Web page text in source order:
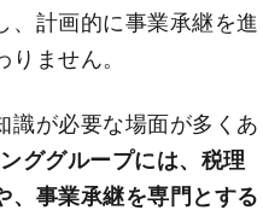
、計画的に事業承継を進
ません。
識が必要な場面が多くあ
ググループには、税理
、事業承継を専門とする